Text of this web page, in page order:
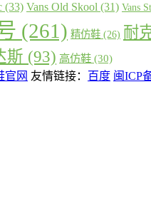
(33) Vans Old Skool (31) Vans
(261) 精仿鞋 (26) 耐
斯 (93) 高仿鞋 (30)
官网 友情链接： 百度 闽ICP